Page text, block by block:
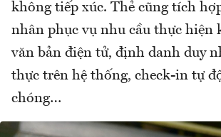
không tiếp xúc. Thẻ cũng tích
nhân phục vụ nhu cầu thực hiện
văn bản điện tử, định danh duy
thực trên hệ thống, check-in tự
chóng…